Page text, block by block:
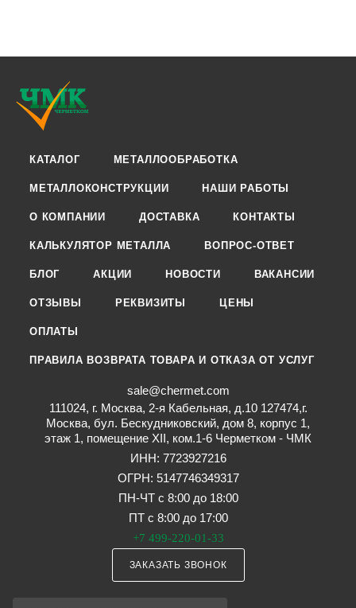
КАТАЛОГ МЕТАЛЛООБРАБОТКА
МЕТАЛЛОКОНСТРУКЦИИ НАШИ РАБОТЫ
О КОМПАНИИ ДОСТАВКА КОНТАКТЫ
КАЛЬКУЛЯТОР МЕТАЛЛА ВОПРОС-ОТВЕТ
БЛОГ АКЦИИ НОВОСТИ ВАКАНСИИ
ОТЗЫВЫ РЕКВИЗИТЫ ЦЕНЫ
ОПЛАТЫ
ПРАВИЛА ВОЗВРАТА ТОВАРА И ОТКАЗА ОТ УСЛУГ
sale@chermet.com
111024, г. Москва, 2-я Кабельная, д.10 127474,г.
Москва, бул. Бескудниковский, дом 8, корпус 1,
этаж 1, помещение XII, ком.1-6 Черметком - ЧМК
ИНН: 7723927216
ОГРН: 5147746349317
ПН-ЧТ с 8:00 до 18:00
ПТ с 8:00 до 17:00
+7 499-220-01-33
ЗАКАЗАТЬ ЗВОНОК